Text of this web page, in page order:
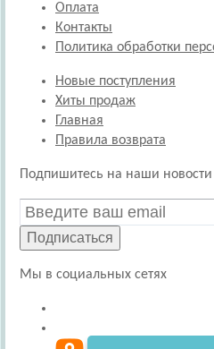
Оплата
Контакты
Политика обработки
Новые поступления
Хиты продаж
Главная
Правила возврата
Подпишитесь на наши новости
Подписаться
Мы в социальных сетях